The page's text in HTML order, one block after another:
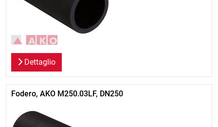
Dettaglio
Fodero, AKO M250.03LF, DN250